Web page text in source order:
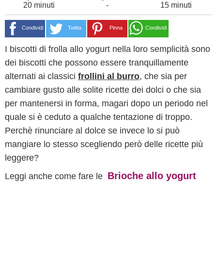
20 minuti - 15 minuti
Condividi Twitta Pinna Condividi
I biscotti di frolla allo yogurt nella loro semplicità sono
dei biscotti che possono essere tranquillamente
alternati ai classici frollini al burro, che sia per
cambiare gusto alle solite ricette dei dolci o che sia
per mantenersi in forma, magari dopo un periodo nel
quale si è ceduto a qualche tentazione di troppo.
Perchè rinunciare al dolce se invece lo si può
mangiare lo stesso scegliendo però delle ricette più
leggere?
Leggi anche come fare le Brioche allo yogurt